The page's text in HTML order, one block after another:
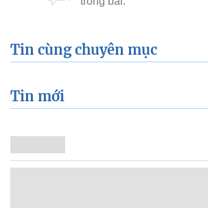
Tin cùng chuyên mục
Tin mới